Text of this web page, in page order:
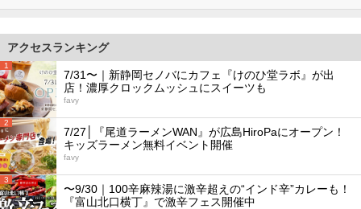
アクセスランキング
1
7/31〜｜新静岡セノバにカフェ『けのひ堂ラボ』が出
店！濃厚クロックムッシュにスイーツも
favy
2
7/27│『尾道ラーメンWAN』が広島HiroPaにオープン！
キッズラーメン無料イベント開催
favy
3
〜9/30｜100辛麻辣湯に激辛超えの“インド辛”カレーも！
『富山北口横丁』で激辛フェス開催中